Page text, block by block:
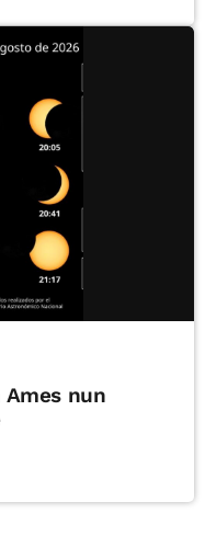
Ames nun